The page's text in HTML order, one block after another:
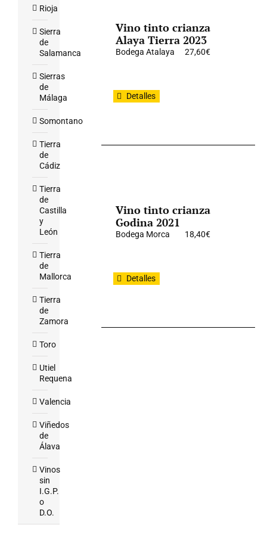
Vino tinto crianza
Alaya Tierra 2023
Bodega Atalaya 27,60€
Detalles
Vino tinto crianza
Godina 2021
Bodega Morca 18,40€
Detalles
Rioja
Sierra
de
Salamanca
Sierras
de
Málaga
Somontano
Tierra
de
Cádiz
Tierra
de
Castilla
y
León
Tierra
de
Mallorca
Tierra
de
Zamora
Toro
Utiel
Requena
Valencia
Viñedos
de
Álava
Vinos
sin
I.G.P.
o
D.O.